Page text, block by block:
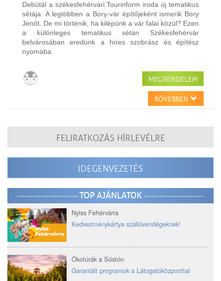
Debütál a székesfehérvári Tourinform iroda új tematikus
sétája. A legtöbben a Bory-vár építőjeként ismerik Bory
Jenőt. De mi történik, ha kilépünk a vár falai közül? Ezen
a különleges tematikus sétán Székesfehérvár
belvárosában eredünk a híres szobrász és építész
nyomába.
MEGRENDELEM
BŐVEBBEN
FELIRATKOZÁS HÍRLEVÉLRE
IDEGENVEZETÉS
TOP AJÁNLATOK
Nyiss Fehérvárra
Kedvezménykártya szállóvendégeknek!
Ökotúrák a Sóstón
Garantált programok a Látogatóközponttal